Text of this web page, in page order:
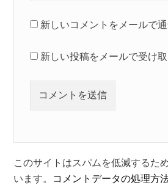
新しいコメントをメールで
新しい投稿をメールで受け
このサイトはスパムを低減するた
います。 コメントデータの処理方